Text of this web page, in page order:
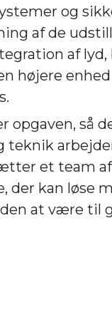
og
af de
af lyd,
højere
opgaven, så
teknik
et team af
der kan løse
at være til